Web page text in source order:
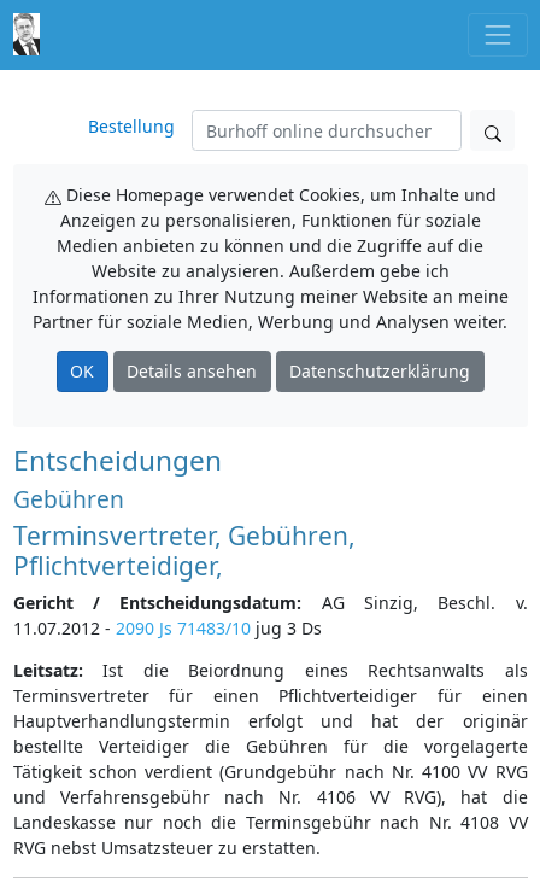
Bestellung
Diese Homepage verwendet Cookies, um Inhalte und
Anzeigen zu personalisieren, Funktionen für soziale
Medien anbieten zu können und die Zugriffe auf die
Website zu analysieren. Außerdem gebe ich
Informationen zu Ihrer Nutzung meiner Website an meine
Partner für soziale Medien, Werbung und Analysen weiter.
OK Details ansehen Datenschutzerklärung
Entscheidungen
Gebühren
Terminsvertreter, Gebühren,
Pflichtverteidiger,
Gericht / Entscheidungsdatum: AG Sinzig, Beschl. v.
11.07.2012 - 2090 Js 71483/10jug 3 Ds
Leitsatz: Ist die Beiordnung eines Rechtsanwalts als
Terminsvertreter für einen Pflichtverteidiger für einen
Hauptverhandlungstermin erfolgt und hat der originär
bestellte Verteidiger die Gebühren für die vorgelagerte
Tätigkeit schon verdient (Grundgebühr nach Nr. 4100 VV RVG
und Verfahrensgebühr nach Nr. 4106 VV RVG), hat die
Landeskasse nur noch die Terminsgebühr nach Nr. 4108 VV
RVG nebst Umsatzsteuer zu erstatten.